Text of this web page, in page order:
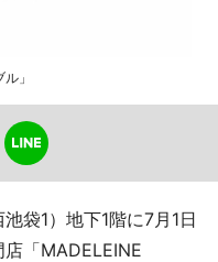
」
袋1）地下1階に7月1日
「MADELEINE